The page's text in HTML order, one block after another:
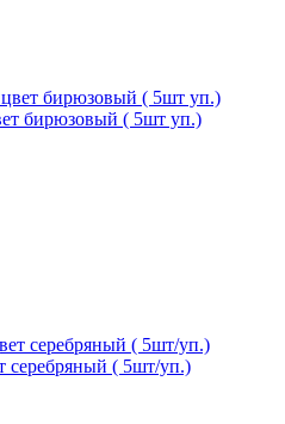
бирюзовый ( 5шт уп.)
серебряный ( 5шт/уп.)